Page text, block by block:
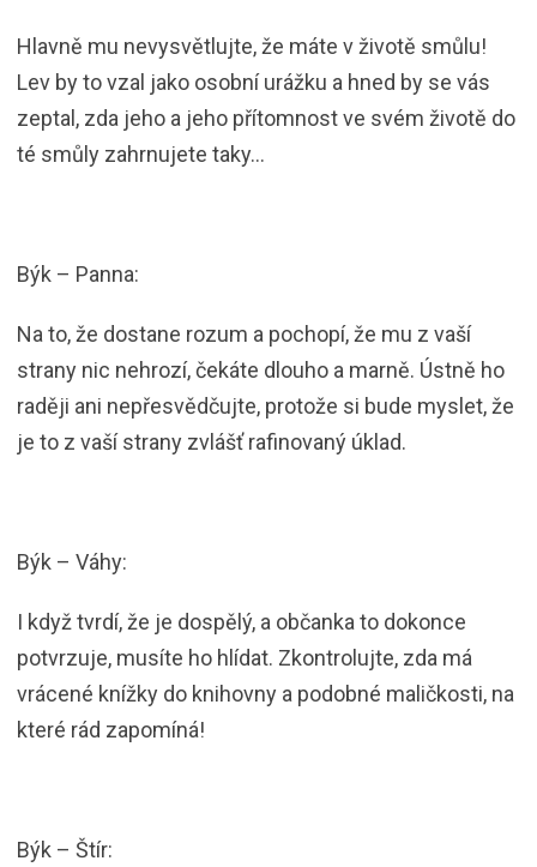
Hlavně mu nevysvětlujte, že máte v životě smůlu!
Lev by to vzal jako osobní urážku a hned by se vás
zeptal, zda jeho a jeho přítomnost ve svém životě do
té smůly zahrnujete taky…
Býk – Panna:
Na to, že dostane rozum a pochopí, že mu z vaší
strany nic nehrozí, čekáte dlouho a marně. Ústně ho
raději ani nepřesvědčujte, protože si bude myslet, že
je to z vaší strany zvlášť rafinovaný úklad.
Býk – Váhy:
I když tvrdí, že je dospělý, a občanka to dokonce
potvrzuje, musíte ho hlídat. Zkontrolujte, zda má
vrácené knížky do knihovny a podobné maličkosti, na
které rád zapomíná!
Býk – Štír: